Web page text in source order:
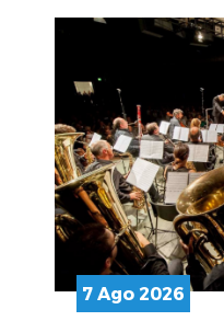
7 Ago 2026